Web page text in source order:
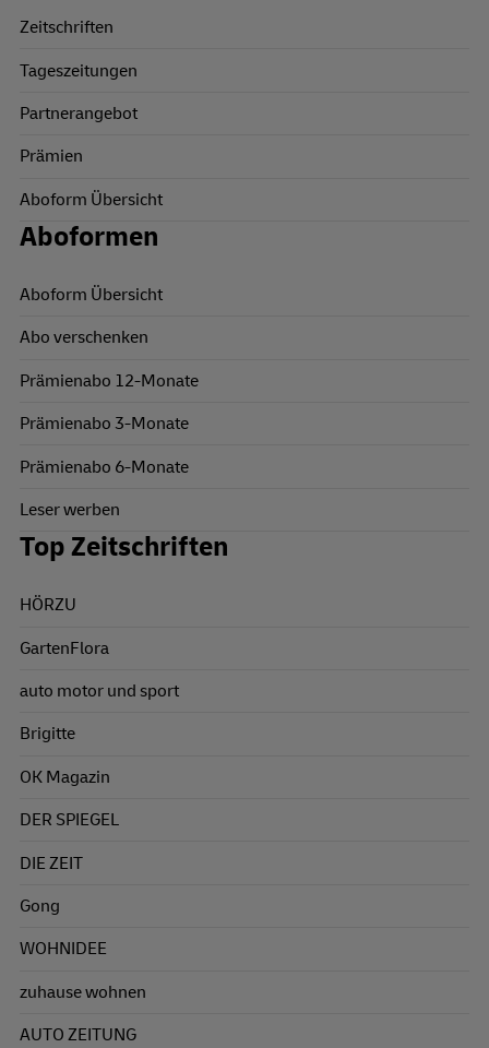
Zeitschriften
Tageszeitungen
Partnerangebot
Prämien
Aboform Übersicht
Aboformen
Aboform Übersicht
Abo verschenken
Prämienabo 12-Monate
Prämienabo 3-Monate
Prämienabo 6-Monate
Leser werben
Top Zeitschriften
HÖRZU
GartenFlora
auto motor und sport
Brigitte
OK Magazin
DER SPIEGEL
DIE ZEIT
Gong
WOHNIDEE
zuhause wohnen
AUTO ZEITUNG